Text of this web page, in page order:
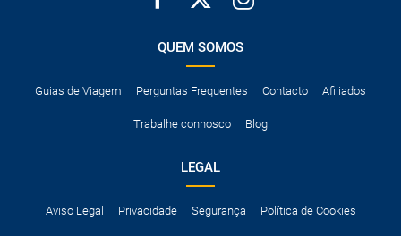
QUEM SOMOS
Guias de Viagem Perguntas Frequentes Contacto Afiliados
Trabalhe connosco Blog
LEGAL
Aviso Legal Privacidade Segurança Política de Cookies